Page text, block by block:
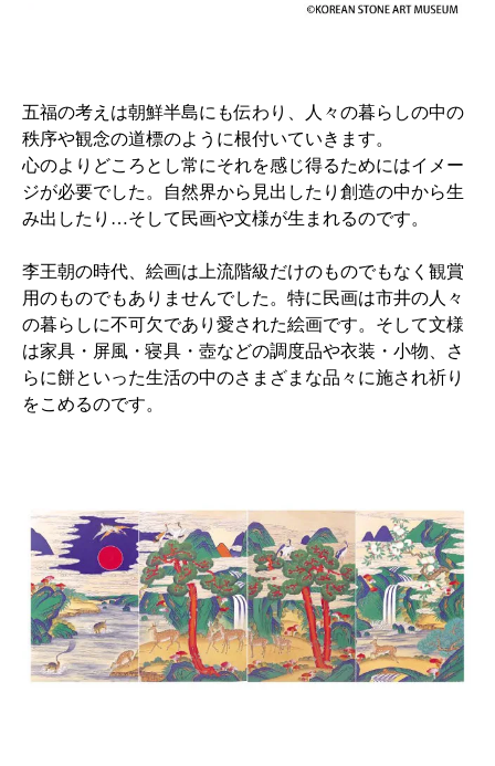
五福の考えは朝鮮半島にも伝わり、人々の暮らしの中の
秩序や観念の道標のように根付いていきます。
心のよりどころとし常にそれを感じ得るためにはイメー
ジが必要でした。自然界から見出したり創造の中から生
み出したり…そして民画や文様が生まれるのです。
李王朝の時代、絵画は上流階級だけのものでもなく観賞
用のものでもありませんでした。特に民画は市井の人々
の暮らしに不可欠であり愛された絵画です。そして文様
は家具・屏風・寝具・壺などの調度品や衣装・小物、さ
らに餅といった生活の中のさまざまな品々に施され祈り
をこめるのです。